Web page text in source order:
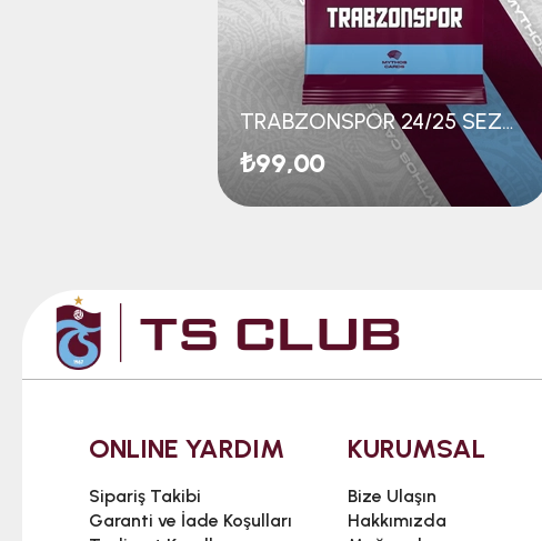
TRABZONSPOR 24/25 SEZON KARTI
₺99,00
ONLINE YARDIM
Sipariş Takibi
Garanti ve İade Koşulları
KURUMSAL
Bize Ulaşın
Hakkımızda